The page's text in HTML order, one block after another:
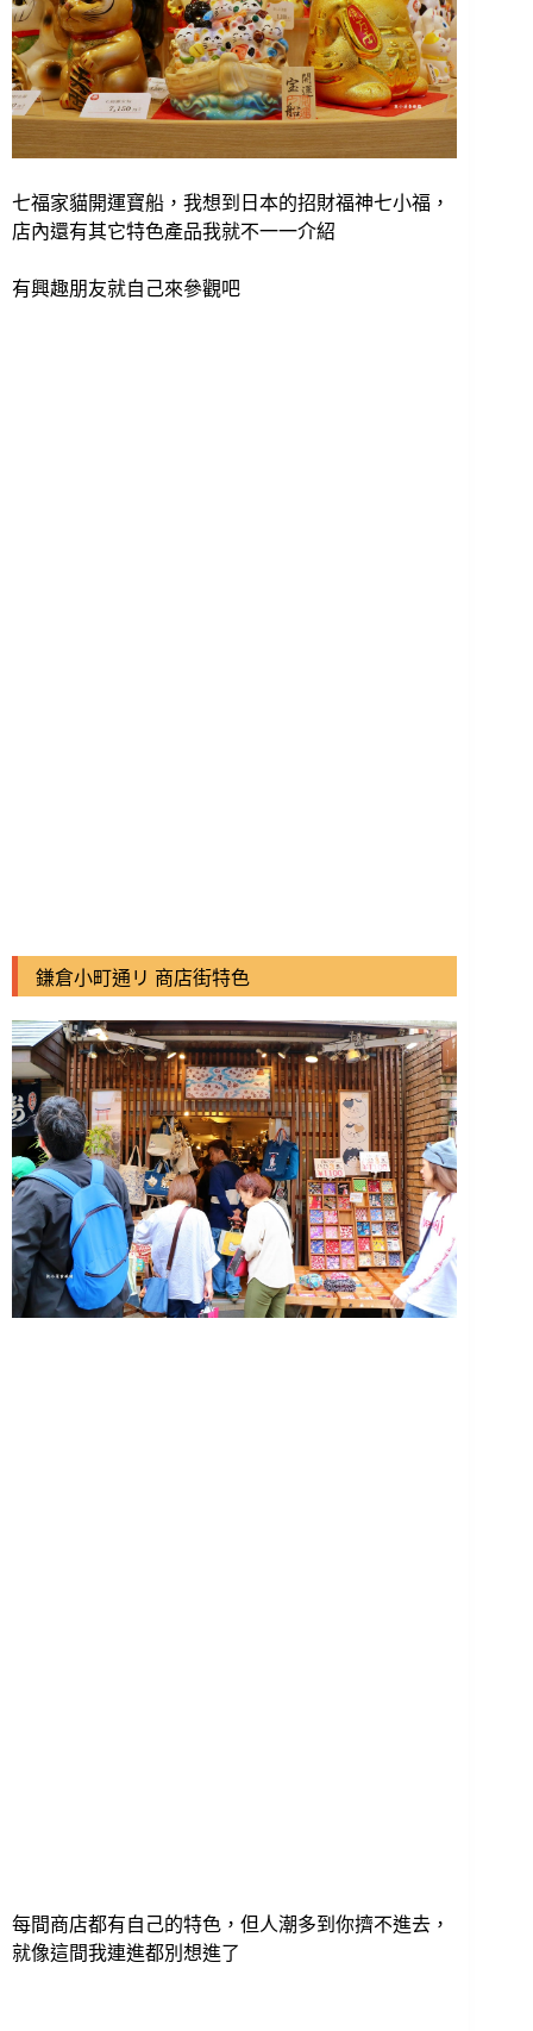
七福家貓開運寶船，我想到日本的招財福神七小福，
店內還有其它特色產品我就不一一介紹
有興趣朋友就自己來參觀吧
鎌倉小町通リ 商店街特色
每間商店都有自己的特色，但人潮多到你擠不進去，
就像這間我連進都別想進了